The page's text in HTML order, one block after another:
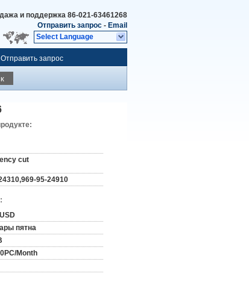
и поддержка 86-021-63461268
Отправить запрос - Email
Select Language
Отправить запрос
cut
95-24910
пятна
Month